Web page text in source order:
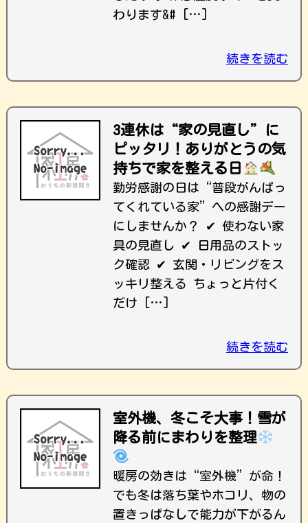
わります&# […]
続きを読む
3連休は“家の見直し”に
ピッタリ！ありがとうの気
持ちで家を整える日
勤労感謝の日は“普段がんばっ
てくれている家”への感謝デー
にしませんか？ ✔ 使わない家
具の見直し ✔ 日用品のストッ
ク確認 ✔ 玄関・リビングをス
ッキリ整える ちょっと片付く
だけ […]
続きを読む
室外機、冬こそ大事！雪が
降る前にまわりを整理
暖房の効きは“室外機”が命！
でも冬は落ち葉やホコリ、物の
置きっぱなしで能力が下がるん